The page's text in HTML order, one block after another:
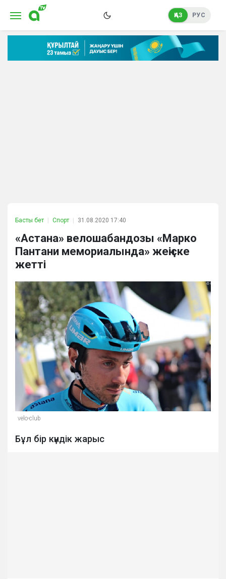
ҚАЗ РУС
Басты бет Спорт 31.08.2020 17:40
«Астана» велошабандозы «Марко
Пантани мемориалында» жеңіске
жетті
velo-club
Бұл бір күндік жарыс